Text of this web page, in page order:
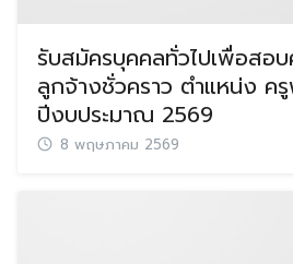
รับสมัครบุคคลทั่วไปเพื่อสอบ
ลูกจ้างชั่วคราว ตำแหน่ง ค
ปีงบประมาณ 2569
8 พฤษภาคม 2569